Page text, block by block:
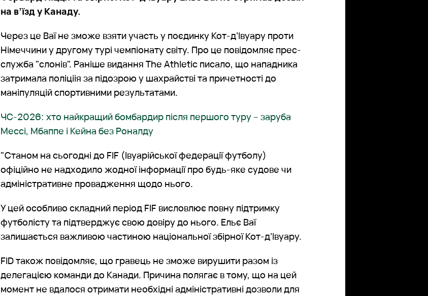
на в’їзд у Канаду.
Через це Ваї не зможе взяти участь у поєдинку Кот-д’Івуару проти
Німеччини у другому турі чемпіонату світу. Про це повідомляє прес-
служба "слонів". Раніше видання The Athletic писало, що нападника
затримала поліціія за підозрою у шахрайстві та причетності до
маніпуляцій спортивними результатами.
ЧС-2026: хто найкращий бомбардир після першого туру – заруба
Мессі, Мбаппе і Кейна без Роналду
"Станом на сьогодні до FIF (Івуарійської федерації футболу)
офіційно не надходило жодної інформації про будь-яке судове чи
адміністративне провадження щодо нього.
У цей особливо складний період FIF висловлює повну підтримку
футболісту та підтверджує свою довіру до нього. Ельє Ваї
залишається важливою частиною національної збірної Кот-д’Івуару.
FID також повідомляє, що гравець не зможе вирушити разом із
делегацією команди до Канади. Причина полягає в тому, що на цей
момент не вдалося отримати необхідні адміністративні дозволи для